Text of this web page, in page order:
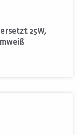
25W,